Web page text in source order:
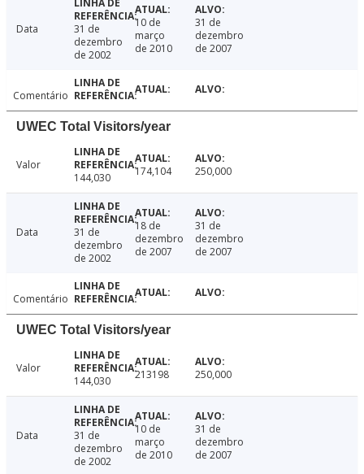
Data
31 de
dezembro
de 2002
10 de
março
de 2010
31 de
dezembro
de 2007
Comentário
UWEC Total Visitors/year
Valor
144,030
174,104 250,000
Data
31 de
dezembro
de 2002
18 de
dezembro
de 2007
31 de
dezembro
de 2007
Comentário
UWEC Total Visitors/year
Valor
144,030
213198 250,000
Data
31 de
dezembro
de 2002
10 de
março
de 2010
31 de
dezembro
de 2007